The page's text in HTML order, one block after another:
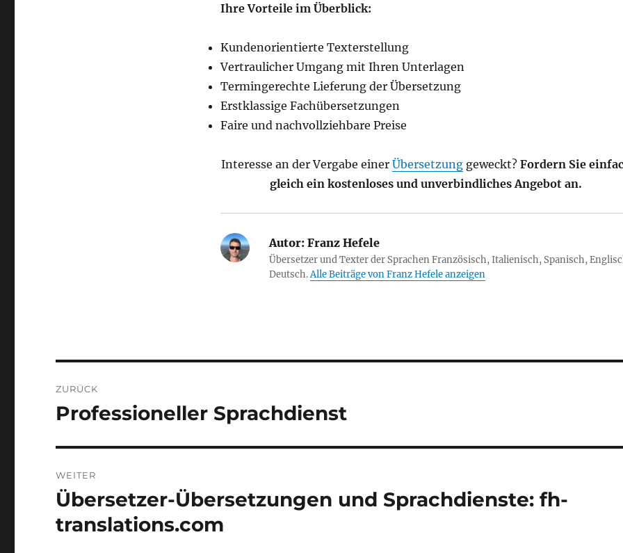
Ihre Vorteile im Überblick:
Kundenorientierte Texterstellung
Vertraulicher Umgang mit Ihren Unterlagen
Termingerechte Lieferung der Übersetzung
Erstklassige Fachübersetzungen
Faire und nachvollziehbare Preise
Interesse an der Vergabe einer Übersetzunggeweckt? Fordern Sie
gleich ein kostenloses und unverbindliches Angebot an.
Autor:Franz Hefele
Übersetzer und Texter der Sprachen Französisch, Italienisch, Spanisch,
Deutsch.Alle Beiträge von Franz Hefele anzeigen
ZURÜCK
Vorheriger
Professioneller Sprachdienst
WEITER
Nächster
Beitrag:
Übersetzer-Übersetzungen und Sprachdienste: fh-
translations.com